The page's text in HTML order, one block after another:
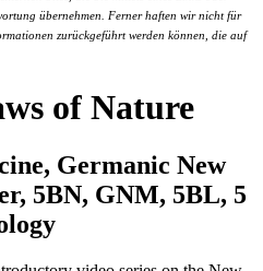
übernehmen. Ferner haften wir nicht für
zurückgeführt werden können, die auf
of Nature
Germanic New
5BN, GNM, 5BL, 5